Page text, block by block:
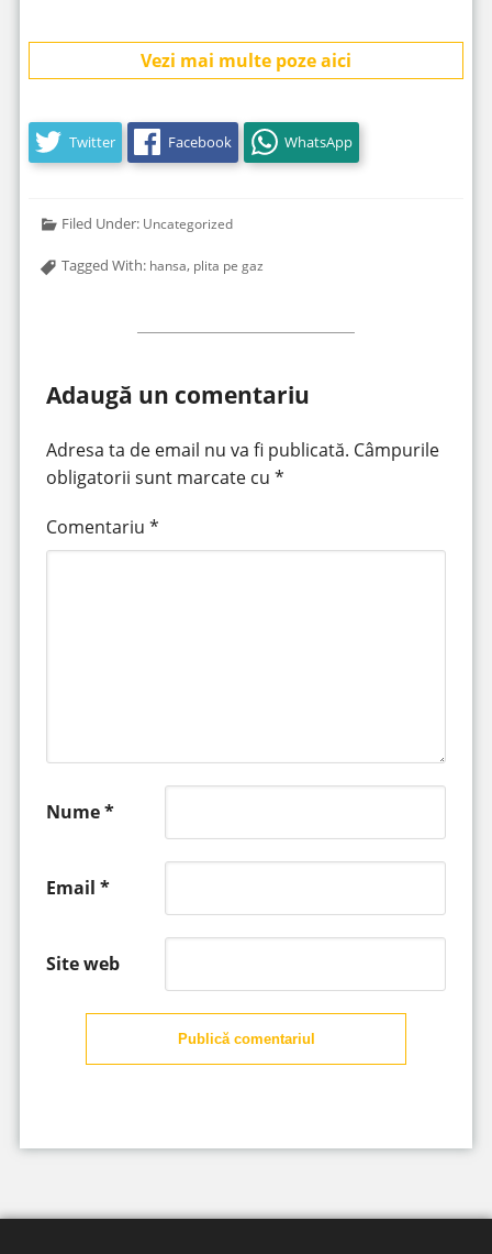
Vezi mai multe poze aici
Twitter Facebook WhatsApp
Filed Under: Uncategorized
Tagged With: hansa, plita pe gaz
Adaugă un comentariu
Adresa ta de email nu va fi publicată. Câmpurile
obligatorii sunt marcate cu *
Comentariu *
Nume*
Email *
Site web
Publică comentariul